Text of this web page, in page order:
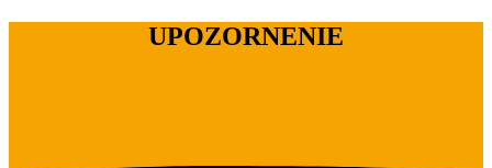
UPOZORNENIE